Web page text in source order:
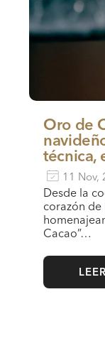
Oro de
técnica,
11 Nov,
Desde la
corazón
Cacao”…